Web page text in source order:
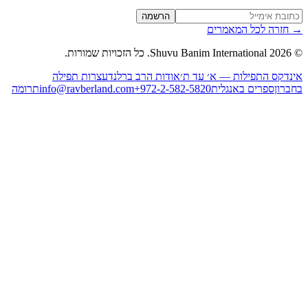
Website (leave הרשמה
חזרה לכל המאמרים
2026
Shuvu Banim International.
כל הזכויות שמורות.
התפילות — א׳ עד ת׳אודות הרב ברלנדעצרות תפילה
ספרים באנגלית info@ravberland.com+972-2-582-5820 תרומה